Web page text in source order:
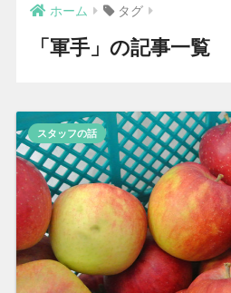
ホーム タグ
「軍手」の記事一覧
スタッフの話